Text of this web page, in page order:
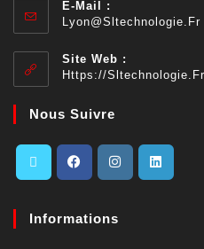
E-Mail :
Lyon@sltechnologie.fr
Site Web :
Https://
Nous Suivre
Informations